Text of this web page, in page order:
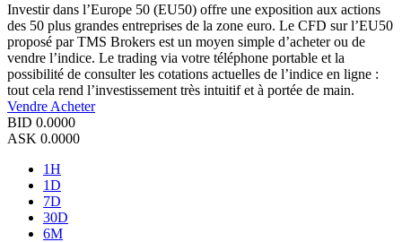
Investir dans l’Europe 50 (EU50) offre une exposition aux actions
des 50 plus grandes entreprises de la zone euro. Le CFD sur l’EU50
proposé par TMS Brokers est un moyen simple d’acheter ou de
vendre l’indice. Le trading via votre téléphone portable et la
possibilité de consulter les cotations actuelles de l’indice en ligne :
tout cela rend l’investissement très intuitif et à portée de main.
Vendre Acheter
BID 0.0000
ASK 0.0000
1H
1D
7D
30D
6M